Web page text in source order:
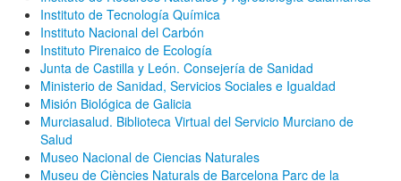
Instituto de Tecnología Química
Instituto Nacional del Carbón
Instituto Pirenaico de Ecología
Junta de Castilla y León. Consejería de Sanidad
Ministerio de Sanidad, Servicios Sociales e Igualdad
Misión Biológica de Galicia
Murciasalud. Biblioteca Virtual del Servicio Murciano de
Salud
Museo Nacional de Ciencias Naturales
Museu de Ciències Naturals de Barcelona Parc de la